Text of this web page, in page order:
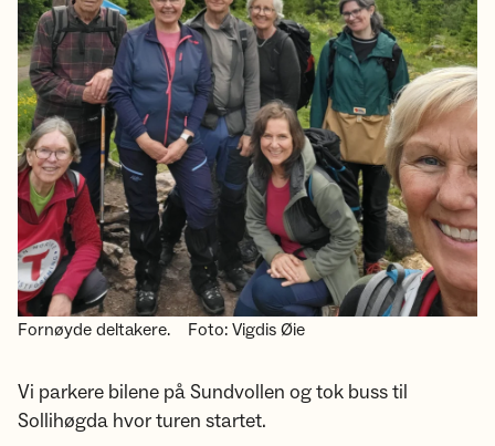
Fornøyde deltakere. Foto: Vigdis Øie
Vi parkere bilene på Sundvollen og tok buss til
Sollihøgda hvor turen startet.